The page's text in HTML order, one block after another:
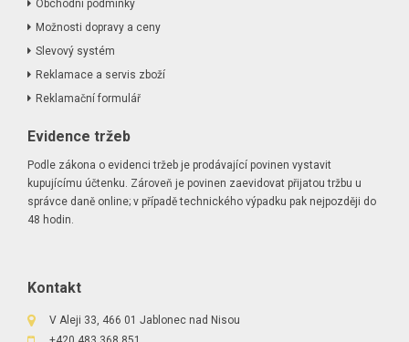
Obchodní podmínky
Možnosti dopravy a ceny
Slevový systém
Reklamace a servis zboží
Reklamační formulář
Evidence tržeb
Podle zákona o evidenci tržeb je prodávající povinen vystavit
kupujícímu účtenku. Zároveň je povinen zaevidovat přijatou tržbu u
správce daně online; v případě technického výpadku pak nejpozději do
48 hodin.
Kontakt
V Aleji 33, 466 01 Jablonec nad Nisou